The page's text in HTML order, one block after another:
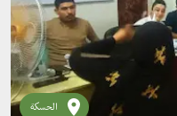
الحسكة